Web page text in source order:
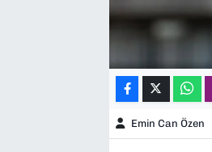
Emin Can Özen